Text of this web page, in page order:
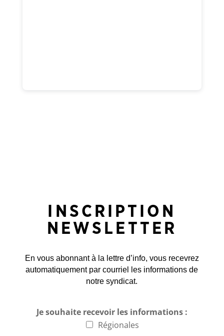
INSCRIPTION
NEWSLETTER
En vous abonnant à la lettre d’info, vous recevrez
automatiquement par courriel les informations de
notre syndicat.
Je souhaite recevoir les informations :
Régionales